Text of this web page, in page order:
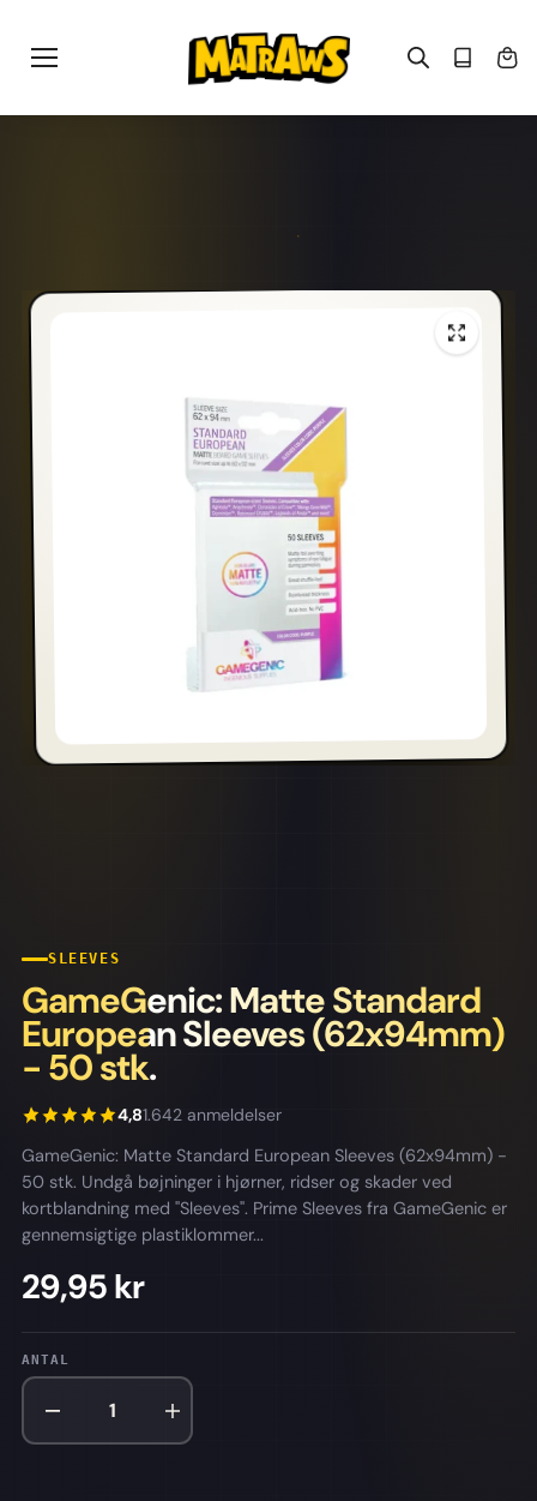
indhold
SLEEVES
GameGenic: Matte Standard
European Sleeves (62x94mm)
- 50 stk.
4,81.642 anmeldelser
GameGenic: Matte Standard European Sleeves (62x94mm) -
50 stk. Undgå bøjninger i hjørner, ridser og skader ved
kortblandning med "Sleeves". Prime Sleeves fra GameGenic er
gennemsigtige plastiklommer...
29,95 kr
ANTAL